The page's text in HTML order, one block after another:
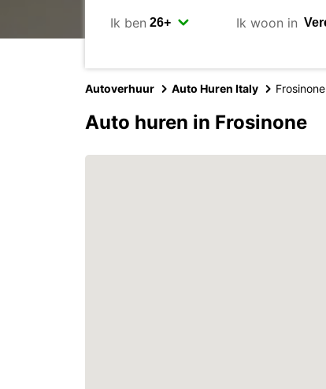
Ik ben Ik woon in
Autoverhuur Auto Huren Italy Frosinone
Auto huren in Frosinone